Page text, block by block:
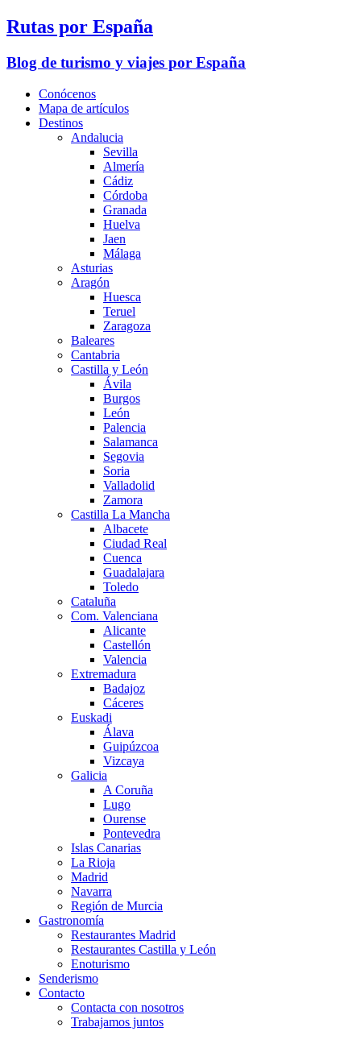
Rutas por España
Blog de turismo y viajes por España
Conócenos
Mapa de artículos
Destinos
Andalucia
Sevilla
Almería
Cádiz
Córdoba
Granada
Huelva
Jaen
Málaga
Asturias
Aragón
Huesca
Teruel
Zaragoza
Baleares
Cantabria
Castilla y León
Ávila
Burgos
León
Palencia
Salamanca
Segovia
Soria
Valladolid
Zamora
Castilla La Mancha
Albacete
Ciudad Real
Cuenca
Guadalajara
Toledo
Cataluña
Com. Valenciana
Alicante
Castellón
Valencia
Extremadura
Badajoz
Cáceres
Euskadi
Álava
Guipúzcoa
Vizcaya
Galicia
A Coruña
Lugo
Ourense
Pontevedra
Islas Canarias
La Rioja
Madrid
Navarra
Región de Murcia
Gastronomía
Restaurantes Madrid
Restaurantes Castilla y León
Enoturismo
Senderismo
Contacto
Contacta con nosotros
Trabajamos juntos